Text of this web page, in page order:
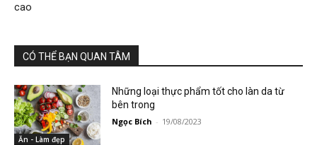
cao
CÓ THỂ BẠN QUAN TÂM
Ăn - Làm đẹp
Những loại thực phẩm tốt cho làn da từ
bên trong
Ngọc Bích - 19/08/2023